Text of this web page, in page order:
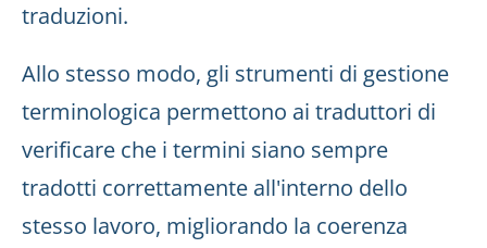
traduzioni.
Allo stesso modo, gli strumenti di gestione
terminologica permettono ai traduttori di
verificare che i termini siano sempre
tradotti correttamente all'interno dello
stesso lavoro, migliorando la coerenza